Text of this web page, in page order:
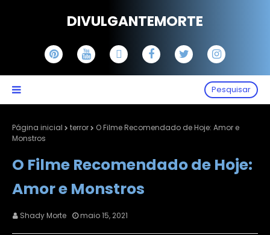
DIVULGANTEMORTE
Pesquisar
Página inicial terror
O Filme Recomendado de Hoje: Amor e
Monstros
O Filme Recomendado de Hoje:
Amor e Monstros
Shady Morte maio 15, 2021